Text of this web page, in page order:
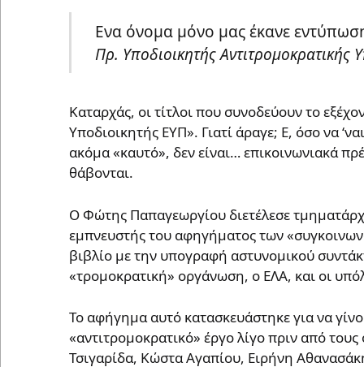
Ενα όνομα μόνο μας έκανε
Πρ. Υποδιοικητής Αντιτρομοκρατικής
Καταρχάς, οι τίτλοι που συνοδεύουν το
Υποδιοικητής ΕΥΠ». Γιατί άραγε; Ε, όσο να
ακόμα «καυτό», δεν είναι… επικοινωνιακά
θάβονται.
Ο Φώτης Παπαγεωργίου διετέλεσε
εμπνευστής του αφηγήματος των
βιβλίο με την υπογραφή αστυνομικού
«τρομοκρατική» οργάνωση, ο ΕΛΑ, και οι
Το αφήγημα αυτό κατασκευάστηκε για να
«αντιτρομοκρατικό» έργο λίγο πριν από
Τσιγαρίδα, Κώστα Αγαπίου, Ειρήνη